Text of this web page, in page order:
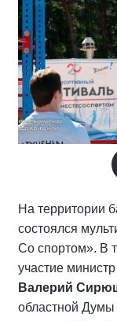
На территории
состоялся
Со спортом». В
участие
Валерий
областной Думы